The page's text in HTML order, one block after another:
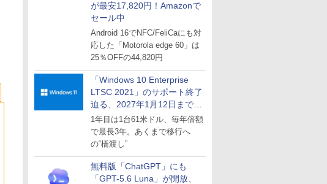
が最安17,820円！Amazonで
セール中
Android 16でNFC/FeliCaにも対
応した「Motorola edge 60」は
25％OFFの44,820円
「Windows 10 Enterprise
LTSC 2021」のサポート終了
迫る、2027年1月12日まで
～ESUは9月1日から販売
1年目は1台61米ドル、毎年倍額
で最長3年。あくまで移行へ
の“橋渡し”
無料版「ChatGPT」にも
「GPT-5.6 Luna」が開放、